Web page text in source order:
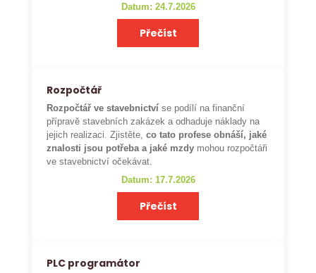
Datum: 24.7.2026
Přečíst
Rozpočtář
Rozpočtář ve stavebnictví se podílí na finanční
přípravě stavebních zakázek a odhaduje náklady na
jejich realizaci. Zjistěte,co tato profese obnáší, jaké
znalosti jsou potřeba a jaké mzdy mohou rozpočtáři
ve stavebnictví očekávat.
Datum: 17.7.2026
Přečíst
PLC programátor